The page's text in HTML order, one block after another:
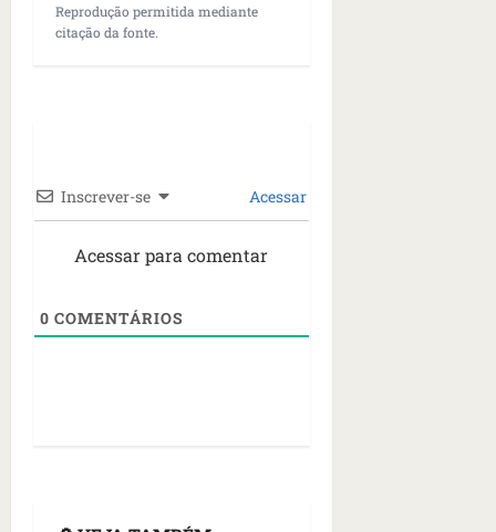
Reprodução permitida mediante
citação da fonte.
Inscrever-se Acessar
Acessar para comentar
0 COMENTÁRIOS